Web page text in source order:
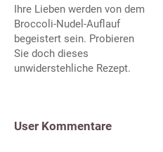
Ihre Lieben werden von dem
Broccoli-Nudel-Auflauf
begeistert sein. Probieren
Sie doch dieses
unwiderstehliche Rezept.
User Kommentare